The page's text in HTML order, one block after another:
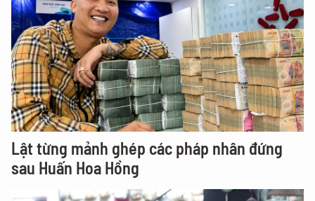
Lật từng mảnh ghép các pháp nhân đứng
sau Huấn Hoa Hồng